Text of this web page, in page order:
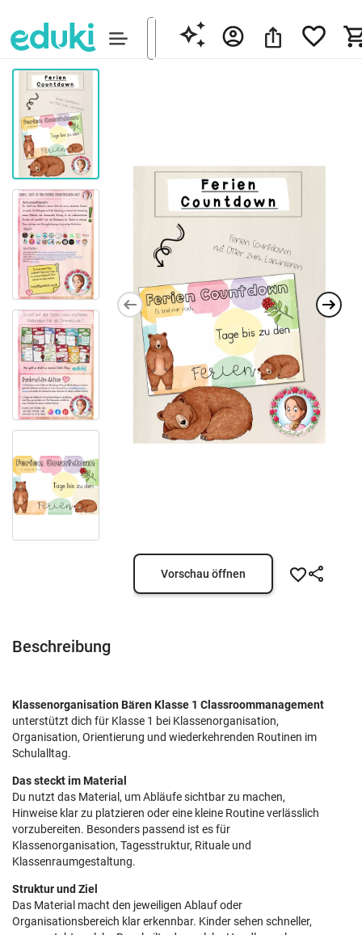
Vorschau öffnen
Beschreibung
Klassenorganisation Bären Klasse 1 Classroommanagement
unterstützt dich für Klasse 1 bei Klassenorganisation,
Organisation, Orientierung und wiederkehrenden Routinen im
Schulalltag.
Das steckt im Material
Du nutzt das Material, um Abläufe sichtbar zu machen,
Hinweise klar zu platzieren oder eine kleine Routine verlässlich
vorzubereiten. Besonders passend ist es für
Klassenorganisation, Tagesstruktur, Rituale und
Klassenraumgestaltung.
Struktur und Ziel
Das Material macht den jeweiligen Ablauf oder
Organisationsbereich klar erkennbar. Kinder sehen schneller,